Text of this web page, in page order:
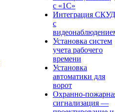
с «1С»
Интеграция СКУД
с
Установка систем
учета рабочего
времени
Установка
автоматики для
ворот
Охранно-
сигнализация —